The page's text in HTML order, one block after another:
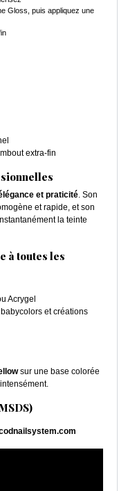
Gloss, puis appliquez une
extra-fin
et praticité. Son
et rapide, et son
la teinte
à toutes les
Acrygel
et créations
sur une base colorée